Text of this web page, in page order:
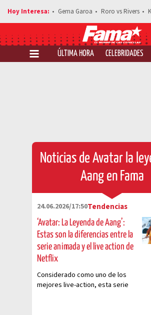
Gema Garoa Roro vs Rivers
ÚLTIMA HORA CELEBRIDADES
Noticias de Avatar la
Aang en Fama
24.06.2026/17:50Tendencias
‘Avatar: La Leyenda de Aang’:
Estas son la diferencias entre la
serie animada y el live action de
Netflix
Considerado como uno de los
mejores live-action, esta serie